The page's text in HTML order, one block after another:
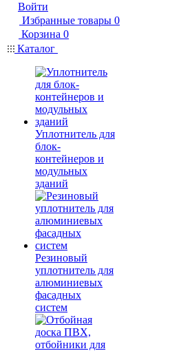
Войти
Избранные товары 0
Корзина 0
Каталог
Уплотнитель для
блок-
контейнеров и
модульных
зданий
Резиновый
уплотнитель для
алюминиевых
фасадных
систем